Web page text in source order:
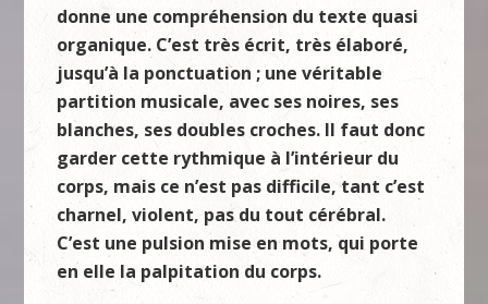
donne une compréhension du texte quasi
organique. C’est très écrit, très élaboré,
jusqu’à la ponctuation ; une véritable
partition musicale, avec ses noires, ses
blanches, ses doubles croches. Il faut donc
garder cette rythmique à l’intérieur du
corps, mais ce n’est pas difficile, tant c’est
charnel, violent, pas du tout cérébral.
C’est une pulsion mise en mots, qui porte
en elle la palpitation du corps.